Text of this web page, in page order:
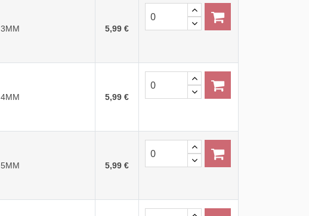
3MM 5,99 €
4MM 5,99 €
5MM 5,99 €